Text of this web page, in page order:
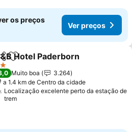
os preços
Ver preços
Adicionar aos favoritos
Hotel Paderborn
Muito boa
3.264
a 1.4 km de Centro da cidade
Localização excelente perto da estação de
trem